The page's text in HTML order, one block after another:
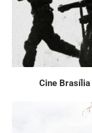
Cine Brasília